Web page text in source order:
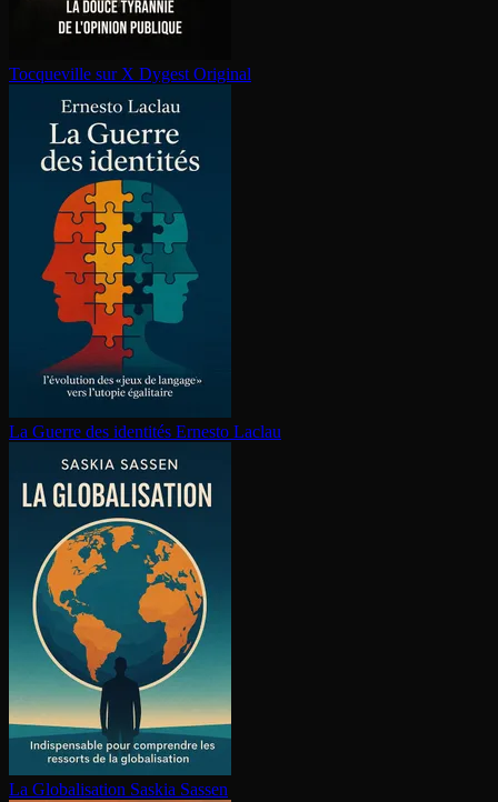
Tocqueville sur X Dygest Original
La Guerre des identités Ernesto Laclau
La Glo­ba­li­sa­tion Saskia Sassen